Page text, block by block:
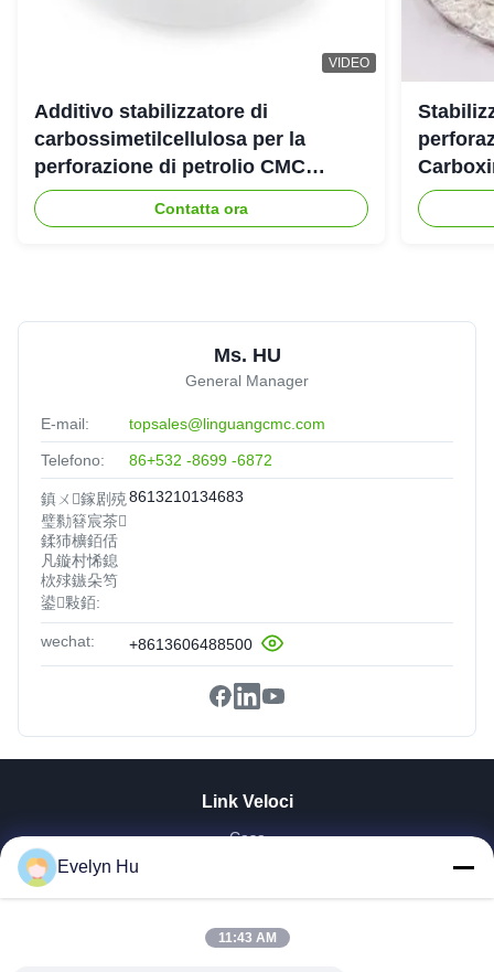
VIDEO
Additivo stabilizzatore di
carbossimetilcellulosa per la
perforazione di petrolio CMC
industriale
Contatta ora
Ms. HU
General Manager
E-mail: topsales@linguangcmc.com
Telefono: 86+532 -8699 -6872
鎮ㄨ鎵剧殑
璧勬簮宸茶
鍒犻櫎銆佸
凡鏇村悕鎴
栨殏鏃朵笉
鍙敤銆:
8613210134683
wechat: +8613606488500
Link Veloci
Casa
Mostra VR
Fatory Tour
Evelyn Hu
11:43 AM